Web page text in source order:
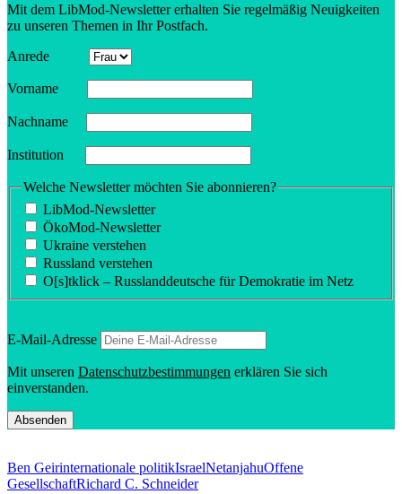
Mit dem LibMod-Newsletter erhalten Sie regel­mäßig Neuig­keiten
zu unseren Themen in Ihr Postfach.
Anrede
Vorname
Nachname
Insti­tution
Welche Newsletter möchten Sie abonnieren?
LibMod-Newsletter
ÖkoMod-Newsletter
Ukraine verstehen
Russland verstehen
O[s]tklick – Russland­deutsche für Demokratie im Netz
E‑Mail-Adresse
Mit unseren Daten­schutz­be­stim­mungen erklären Sie sich
einverstanden.
Ben Geirinternationale politikIsraelNetanjahuOffene
GesellschaftRichard C. Schneider